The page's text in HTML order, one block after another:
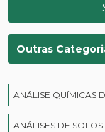
Outras
ANÁLISE QUÍMICAS
ANÁLISES DE